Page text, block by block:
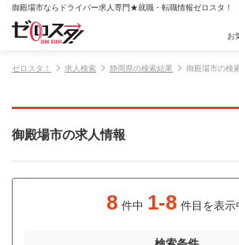
御殿場市ならドライバー求人専門★就職・転職情報ゼロスタ！
お
ゼロスタ！ 求人検索 静岡県の検索結果 御殿場市の検
御殿場市の求人情報
8 件中 1-8 件目を表示